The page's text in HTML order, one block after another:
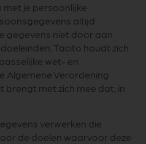
je persoonlijke
altijd
gegevens niet door aan
Tacito houdt zich
wet- en
Algemene Verordening
brengt met zich mee dat, in
verwerken die
de doelen waarvoor deze